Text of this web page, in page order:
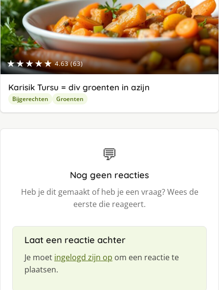
★★★★★ 4.63 (63)
Karisik Tursu = div groenten in azijn
Bijgerechten Groenten
💬
Nog geen reacties
Heb je dit gemaakt of heb je een vraag? Wees de
eerste die reageert.
Laat een reactie achter
Je moet ingelogd zijn op om een reactie te
plaatsen.